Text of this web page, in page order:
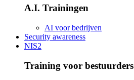
A.I. Trainingen
AI voor bedrijven
Security awareness
NIS2
Training voor bestuurders